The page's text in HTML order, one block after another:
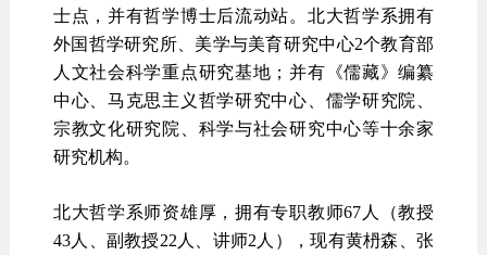
士点，并有哲学博士后流动站。北大哲学系拥有
外国哲学研究所、美学与美育研究中心2个教育部
人文社会科学重点研究基地；并有《儒藏》编纂
中心、马克思主义哲学研究中心、儒学研究院、
宗教文化研究院、科学与社会研究中心等十余家
研究机构。
北大哲学系师资雄厚，拥有专职教师67人（教授
43人、副教授22人、讲师2人），现有黄枬森、张